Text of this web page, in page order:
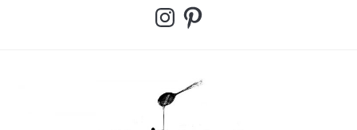
InstagramPinterest